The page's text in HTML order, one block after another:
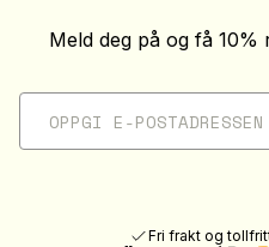
Meld deg på og få
Fri frakt og